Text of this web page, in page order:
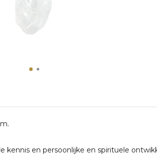
kennis en persoonlijke en spirituele